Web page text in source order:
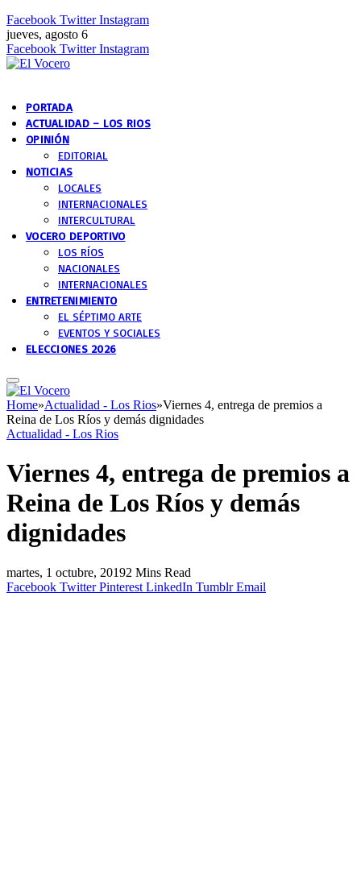
Facebook Twitter Instagram
jueves, agosto 6
Facebook Twitter Instagram
PORTADA
ACTUALIDAD – LOS RIOS
OPINIÓN
EDITORIAL
NOTICIAS
LOCALES
INTERNACIONALES
INTERCULTURAL
VOCERO DEPORTIVO
LOS RÍOS
NACIONALES
INTERNACIONALES
ENTRETENIMIENTO
EL SÉPTIMO ARTE
EVENTOS Y SOCIALES
ELECCIONES 2026
Home»Actualidad - Los Rios»Viernes 4, entrega de premios a
Reina de Los Ríos y demás dignidades
Actualidad - Los Rios
Viernes 4, entrega de premios a
Reina de Los Ríos y demás
dignidades
martes, 1 octubre, 20192 Mins Read
Facebook Twitter Pinterest LinkedIn Tumblr Email